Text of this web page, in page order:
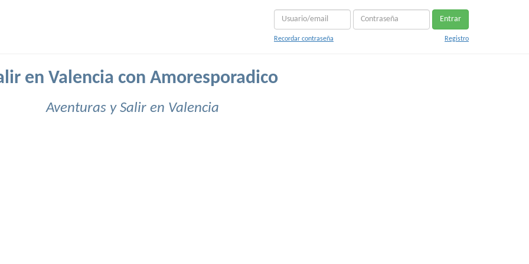
Entrar
Recordar contraseña Registro
en Valencia con Amoresporadico
Aventuras y Salir en Valencia